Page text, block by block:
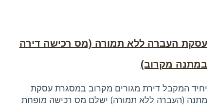
עסקת העברה ללא תמורה (מס רכישה דירה
במתנה מקרוב)
יחיד המקבל דירת מגורים מקרוב במסגרת עסקת
מתנה (העברה ללא תמורה) ישלם מס רכישה מופחת